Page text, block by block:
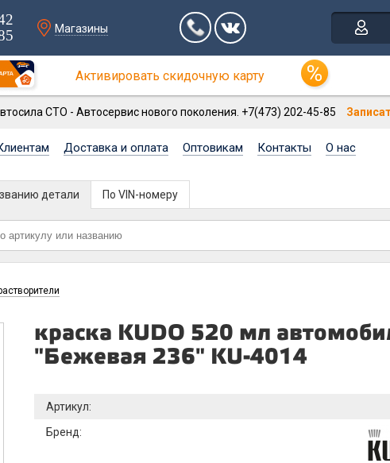
Магазины
Активировать скидочную карту
СТО - Автосервис нового поколения. +7(473) 202-45-85
Доставка и оплата Оптовикам Контакты О нас
детали По VIN-номеру
краска KUDO 520 мл
"Бежевая 236" KU-4014
Артикул:
Бренд: